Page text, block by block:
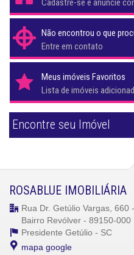
Cadastre-se e anuncie
Não encontrou o que
Entre em contato
Meus imóveis Favoritos
Lista de imóveis
Encontre seu Imóvel
ROSABLUE IMOBILIÁRIA
Rua Dr. Getúlio Vargas, 660
Bairro Revólver - 89150-000
Presidente Getúlio - SC
mapa google